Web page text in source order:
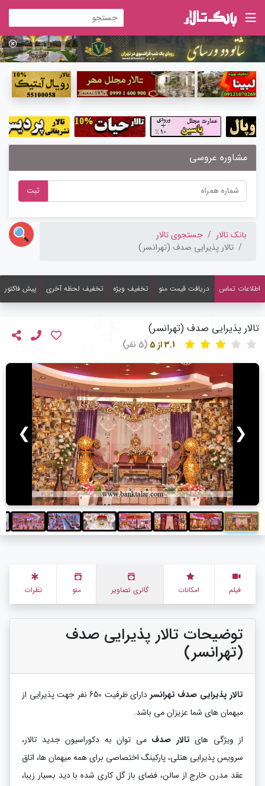
مشاوره عروسی
ثبت
بانک تالار
جستجوی تالار
تالار پذیرایی صدف (تهرانسر)
اطلاعات تماس دریافت قیمت منو تخفیف ویژه تخفیف لحظه آخری پیش فاکتور
تالار پذیرایی صدف (تهرانسر)
(5 نفر)
❮
❯
فیلم امکانات گالری تصاویر منو نظرات
توضیحات تالار پذیرایی صدف
(تهرانسر)
تالار پذیرایی صدف تهرانسر
دارای ظرفیت 650 نفر جهت پذیرایی از
میهمان های شما عزیزان می باشد.
از ویژگی های تالار صدف می توان به دکوراسیون جدید تالار،
سرویس پذیرایی هتلی، پارکینگ اختصاصی برای همه میهمان ها، اتاق
عقد مدرن خارج از سالن، فضای باز گل کاری شده با دید بسیار زیبا،